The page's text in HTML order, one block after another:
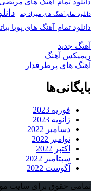
دانلود تمام آهنگ های مهراد جم
دانلود تمام آهنگ های پویا
آهنگ جدید
ریمیکس آهنگ
آهنگ های پرطرفدار
بایگانی‌ها
فوریه 2023
ژانویه 2023
دسامبر 2022
نوامبر 2022
اکتبر 2022
سپتامبر 2022
آگوست 2022
تمامی حقوق برای سایت